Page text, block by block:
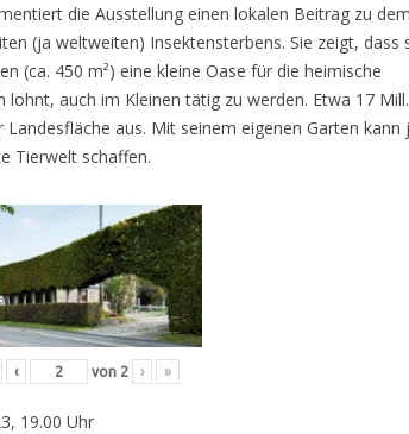
die Ausstellung einen lokalen Beitrag zu
(ja weltweiten) Insektensterbens. Sie zeigt, dass
(ca. 450 m²) eine kleine Oase für die heimische
auch im Kleinen tätig zu werden. Etwa 17 Mill.
aus. Mit seinem eigenen Garten kann
Tierwelt schaffen.
‹ von 2 › »
19.00 Uhr